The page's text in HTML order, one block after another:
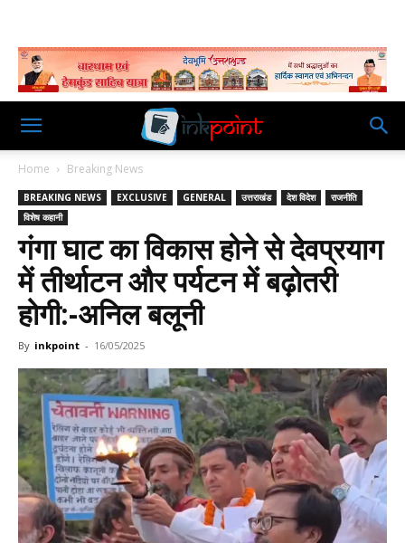
Home Breaking News
BREAKING NEWS EXCLUSIVE GENERAL उत्तराखंड देश विदेश
राजनीति
विशेष कहानी
गंगा घाट का विकास होने से देवप्रयाग
में तीर्थाटन और पर्यटन में बढ़ोतरी
होगी:-अनिल बलूनी
By inkpoint - 16/05/2025